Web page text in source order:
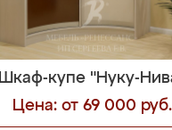
Шкаф-купе "Нуку-
Цена: от 69 000 руб.